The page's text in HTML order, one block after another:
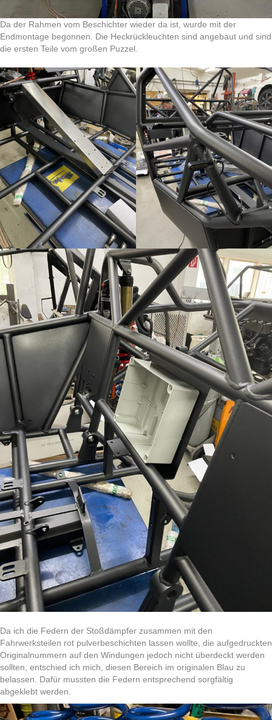
Da der Rahmen vom Beschichter wieder da ist, wurde mit der
Endmontage begonnen. Die Heckrückleuchten sind angebaut und sind
die ersten Teile vom großen Puzzel.
Da ich die Federn der Stoßdämpfer zusammen mit den
Fahrwerksteilen rot pulverbeschichten lassen wollte, die aufgedruckten
Originalnummern auf den Windungen jedoch nicht überdeckt werden
sollten, entschied ich mich, diesen Bereich im originalen Blau zu
belassen. Dafür mussten die Federn entsprechend sorgfältig
abgeklebt werden.